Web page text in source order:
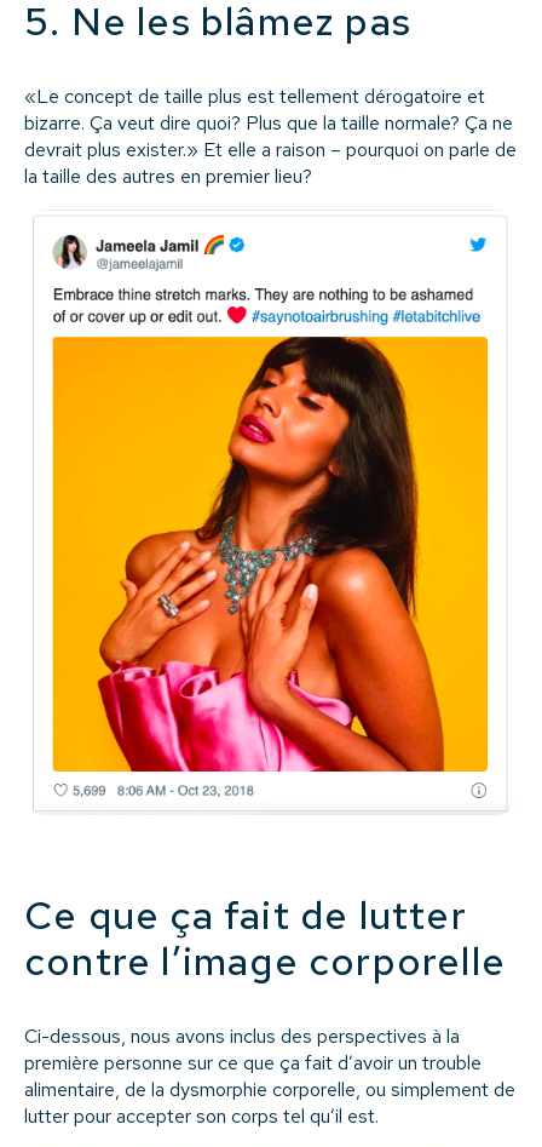
5. Ne les blâmez pas
«Le concept de taille plus est tellement dérogatoire et
bizarre. Ça veut dire quoi? Plus que la taille normale? Ça ne
devrait plus exister.» Et elle a raison – pourquoi on parle de
la taille des autres en premier lieu?
Ce que ça fait de lutter
contre l’image corporelle
Ci-dessous, nous avons inclus des perspectives à la
première personne sur ce que ça fait d’avoir un trouble
alimentaire, de la dysmorphie corporelle, ou simplement de
lutter pour accepter son corps tel qu’il est.